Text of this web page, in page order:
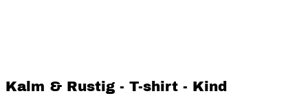
Kalm & Rustig - T-shirt - Kind